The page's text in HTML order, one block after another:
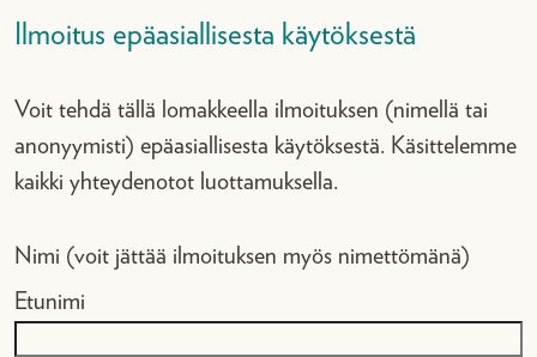
Ilmoitus epäasiallisesta käytöksestä
Voit tehdä tällä lomakkeella ilmoituksen (nimellä tai
anonyymisti) epäasiallisesta käytöksestä. Käsittelemme
kaikki yhteydenotot luottamuksella.
Nimi (voit jättää ilmoituksen myös nimettömänä)
Etunimi